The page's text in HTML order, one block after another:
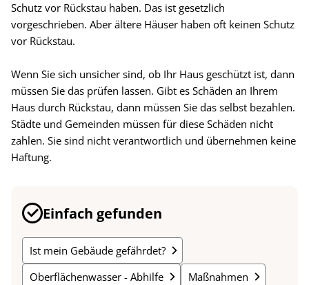
Schutz vor Rückstau haben. Das ist gesetzlich
vorgeschrieben. Aber ältere Häuser haben oft keinen Schutz
vor Rückstau.
Wenn Sie sich unsicher sind, ob Ihr Haus geschützt ist, dann
müssen Sie das prüfen lassen. Gibt es Schäden an Ihrem
Haus durch Rückstau, dann müssen Sie das selbst bezahlen.
Städte und Gemeinden müssen für diese Schäden nicht
zahlen. Sie sind nicht verantwortlich und übernehmen keine
Haftung.
Einfach gefunden
Ist mein Gebäude gefährdet?
Oberflächenwasser - Abhilfe
Maßnahmen